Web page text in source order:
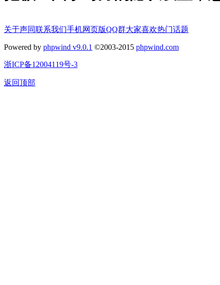
关于声同联系我们手机网页版QQ群大家喜欢热门话题
Powered by phpwind v9.0.1 ©2003-2015 phpwind.com
浙ICP备12004119号-3
返回顶部